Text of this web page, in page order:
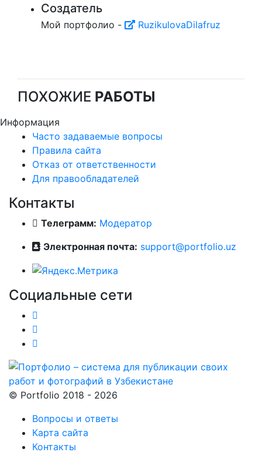
Создатель
Мой портфолио - RuzikulovaDilafruz
ПОХОЖИЕ РАБОТЫ
Информация
Часто задаваемые вопросы
Правила сайта
Отказ от ответственности
Для правообладателей
Контакты
Телеграмм: Модератор
Электронная почта: support@portfolio.uz
Социальные сети
© Portfolio 2018 - 2026
Вопросы и ответы
Карта сайта
Контакты